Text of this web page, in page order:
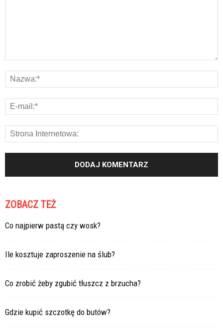
ZOBACZ TEŻ
Co najpierw pastą czy wosk?
Ile kosztuje zaproszenie na ślub?
Co zrobić żeby zgubić tłuszcz z brzucha?
Gdzie kupić szczotkę do butów?